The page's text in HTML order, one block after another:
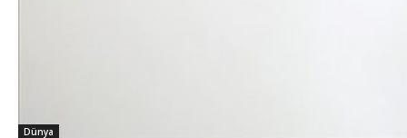
Dünya